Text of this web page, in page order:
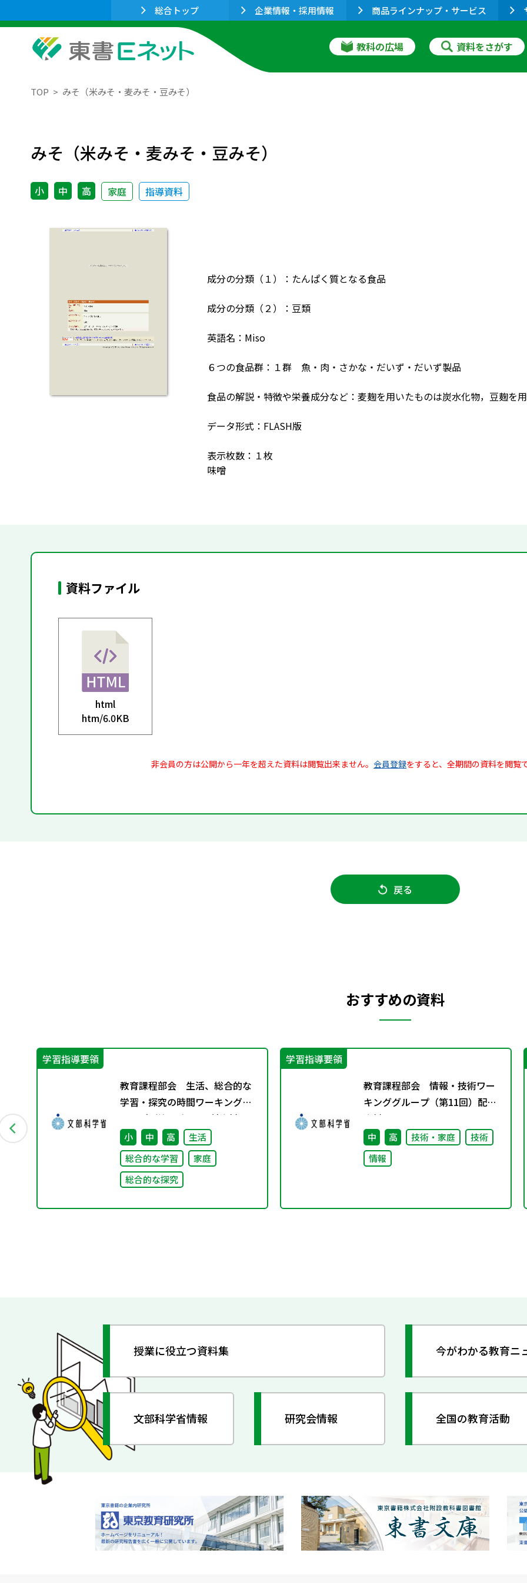
総合トップ 企業情報・採用情報 商品ラインナップ・サービス
教科の広場 資料をさがす
TOP みそ（米みそ・麦みそ・豆みそ）
みそ（米みそ・麦みそ・豆みそ）
小 中 高 家庭 指導資料
成分の分類（１）：たんぱく質となる食品
成分の分類（２）：豆類
英語名：Miso
６つの食品群：１群 魚・肉・さかな・だいず・だいず製品
食品の解説・特徴や栄養成分など：麦麹を用いたものは炭水化物，豆麹を
データ形式：FLASH版
表示枚数：１枚
味噌
資料ファイル
html
htm/6.0KB
非会員の方は公開から一年を超えた資料は閲覧出来ません。 会員登録をすると、全期間の資料を閲覧
戻る
おすすめの資料
学習指導要領
教育課程部会 生活、総合的な
学習・探究の時間ワーキンググ
ループ（第4回） 配付資料
小 中 高
生活
総合的な学習
家庭
総合的な探究
学習指導要領
教育課程部会 情報・技術ワー
キンググループ（第11回）配付
資料
中 高 技術・家庭
技術
情報
授業に役立つ資料集 今がわかる教育ニ
文部科学省情報 研究会情報 全国の教育活動